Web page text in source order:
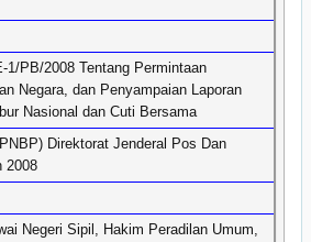
1/PB/2008 Tentang Permintaan
Negara, dan Penyampaian Laporan
Nasional dan Cuti Bersama
Direktorat Jenderal Pos Dan
2008
Negeri Sipil, Hakim Peradilan Umum,